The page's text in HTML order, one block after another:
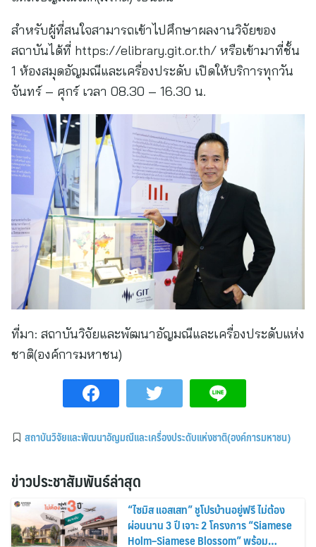
สำหรับผู้ที่สนใจสามารถเข้าไปศึกษาผลงานวิจัยของ
สถาบันได้ที่ https://elibrary.git.or.th/ หรือเข้ามาที่ชั้น
1 ห้องสมุดอัญมณีและเครื่องประดับ เปิดให้บริการทุกวัน
จันทร์ – ศุกร์ เวลา 08.30 – 16.30 น.
ที่มา: สถาบันวิจัยและพัฒนาอัญมณีและเครื่องประดับแห่ง
ชาติ(องค์การมหาชน)
สถาบันวิจัยและพัฒนาอัญมณีและเครื่องประดับแห่งชาติ(องค์การมหาชน)
ข่าวประชาสัมพันธ์ล่าสุด
“ไซมิส แอสเสท” ชูโปรบ้านอยู่ฟรี ไม่ต้อง
ผ่อนนาน 3 ปี เจาะ 2 โครงการ “Siamese
Holm–Siamese Blossom” พร้อม